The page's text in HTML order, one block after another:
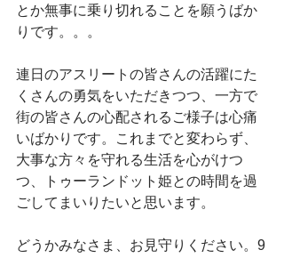
とか無事に乗り切れることを願うばか
りです。。。
連日のアスリートの皆さんの活躍にた
くさんの勇気をいただきつつ、一方で
街の皆さんの心配されるご様子は心痛
いばかりです。これまでと変わらず、
大事な方々を守れる生活を心がけつ
つ、トゥーランドット姫との時間を過
ごしてまいりたいと思います。
どうかみなさま、お見守りください。9